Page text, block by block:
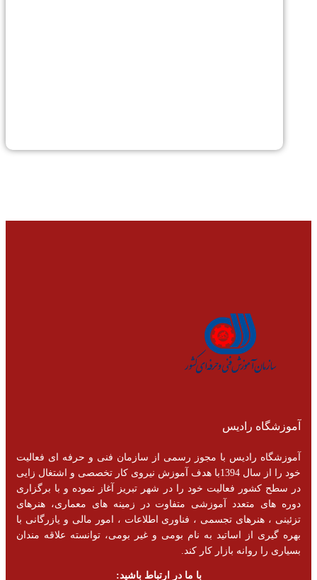
آموزشگاه رادیس
آموزشگاه رادیس با مجوز رسمی از سازمان فنی و حرفه ای فعالیت
خود را از سال 1394با هدف آموزش نیروی کار تخصصی و اشتغال زایی
در سطح کشور فعالیت خود را در شهر تبریز آغاز نموده و با برگزاری
دوره های متعدد آموزشی متفاوت در زمینه های معماری، هنرهای
تزئینی ، هنرهای تجسمی ، فناوری اطلاعات ، امور مالی و یازرگانی با
بهره گیری از اساتید به نام بومی و غیر بومی، توانسته علاقه مندان
بسیاری را روانه بازار کار کند.
با ما در ارتباط باشید: